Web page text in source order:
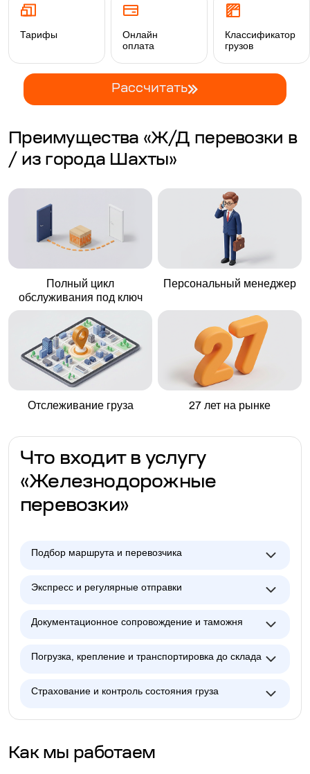
Тарифы
Онлайн
оплата
Классификатор
грузов
Рассчитать
Преимущества «Ж/Д перевозки в
/ из города Шахты»
Полный цикл
обслуживания под ключ
Персональный менеджер
Отслеживание груза 27 лет на рынке
Что входит в услугу
«Железнодорожные
перевозки»
Подбор маршрута и перевозчика
Экспресс и регулярные отправки
Документационное сопровождение и таможня
Погрузка, крепление и транспортировка до склада
Страхование и контроль состояния груза
Как мы работаем